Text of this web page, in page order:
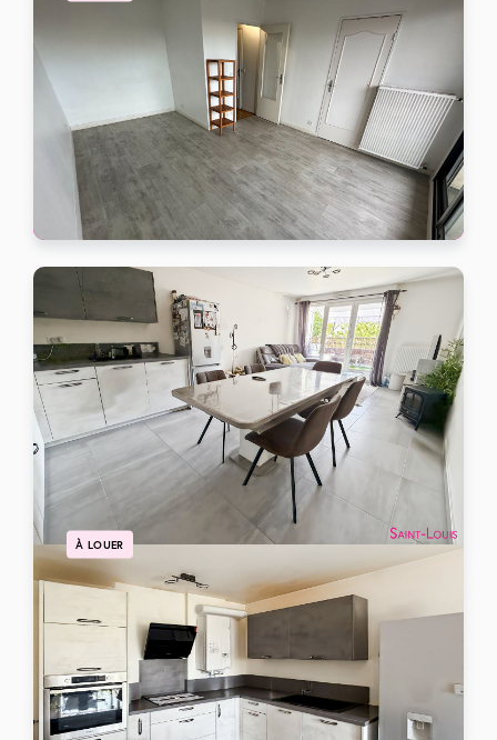
Appartement Poissy 1 pièce(s) 26.51 m2
POISSY
688 €/mois charges comprises Ref: 104389
25 m² 1 pièce
À LOUER
Appartement Acheres 3 pièce(s) 61.70 m2
ACHERES
1280 €/mois charges comprises Ref: 105596